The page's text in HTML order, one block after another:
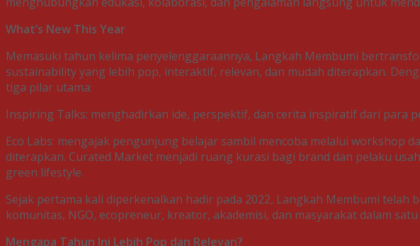
What’s New This Year
Memasuki tahun kelima penyelenggaraannya, Langkah Membumi
sustainability yang lebih pop, interaktif, relevan, dan mudah diterapkan.
tiga pilar utama:
Inspiring Talks: menghadirkan ide, perspektif, dan cerita inspiratif dari
Eco Labs: mengajak pengunjung belajar sambil mencoba melalui
diterapkan. Curated Market menjadi ruang kurasi bagi brand dan pelaku
green lifestyle.
Sejak pertama kali diperkenalkan hadir pada 2022, Langkah Membumi
komunitas, NGO, ecopreneur, kreator, akademisi, dan masyarakat dalam
Mengapa Tahun Ini Lebih Pop dan Relevan?